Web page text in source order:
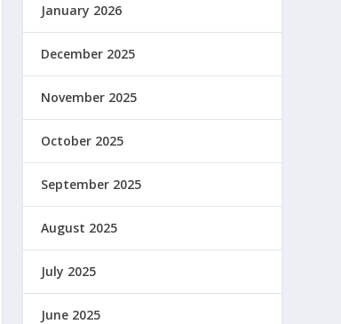
January 2026
December 2025
November 2025
October 2025
September 2025
August 2025
July 2025
June 2025